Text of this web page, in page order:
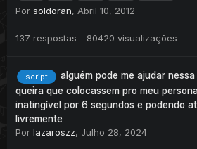
Por soldoran, Abril 10, 2012
137 respostas 80420 visualizações
script
alguém pode me ajudar
queira que colocassem pro meu
inatingível por 6 segundos e podendo
livremente
Por lazaroszz, Julho 28, 2024